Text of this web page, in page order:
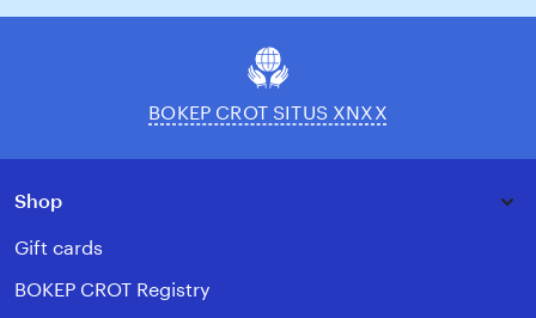
BOKEP CROT SITUS XNXX
Shop
Gift cards
BOKEP CROT Registry